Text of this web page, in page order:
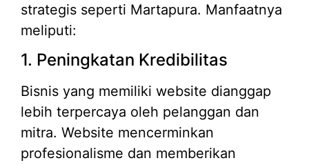
strategis seperti Martapura. Manfaatnya
meliputi:
1. Peningkatan Kredibilitas
Bisnis yang memiliki website dianggap
lebih terpercaya oleh pelanggan dan
mitra. Website mencerminkan
profesionalisme dan memberikan